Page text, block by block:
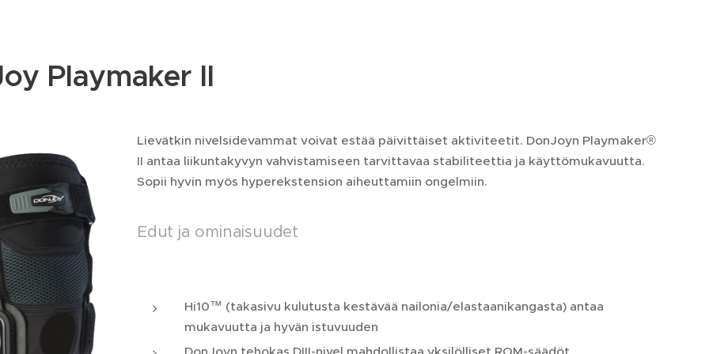
Playmaker II
Lievätkin nivelsidevammat voivat estää päivittäiset aktiviteetit. DonJoyn Playmaker®
II antaa liikuntakyvyn vahvistamiseen tarvittavaa stabiliteettia ja käyttömukavuutta.
Sopii hyvin myös hyperekstension aiheuttamiin ongelmiin.
Edut ja ominaisuudet
Hi10™ (takasivu kulutusta kestävää nailonia/elastaanikangasta) antaa
mukavuutta ja hyvän istuvuuden